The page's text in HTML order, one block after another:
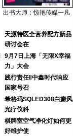
出书大师：惊艳传媒一凡
天源特医全营养配方新品
研讨会在
9月7日上海「无限X幸福
力」大会
践行责任‖中鑫时代响应
国家号召
希格玛SQLED308白癜风
光疗仪科
棋牌室空气净化灯如何更
好维护使